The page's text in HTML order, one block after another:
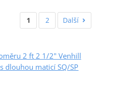
1 2 Další
2 ft 2 1/2" Venhill
dlouhou maticí SQ/SP